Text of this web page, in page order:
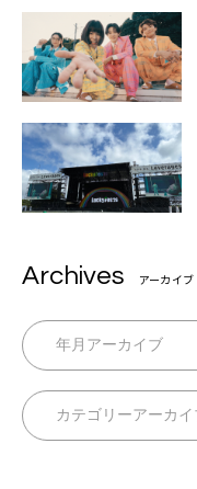
Archives アーカイブ